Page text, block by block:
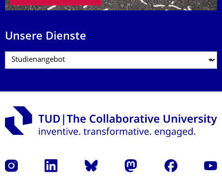
Unsere Dienste
Instagram LinkedIn Bluesky Mastodon Facebook